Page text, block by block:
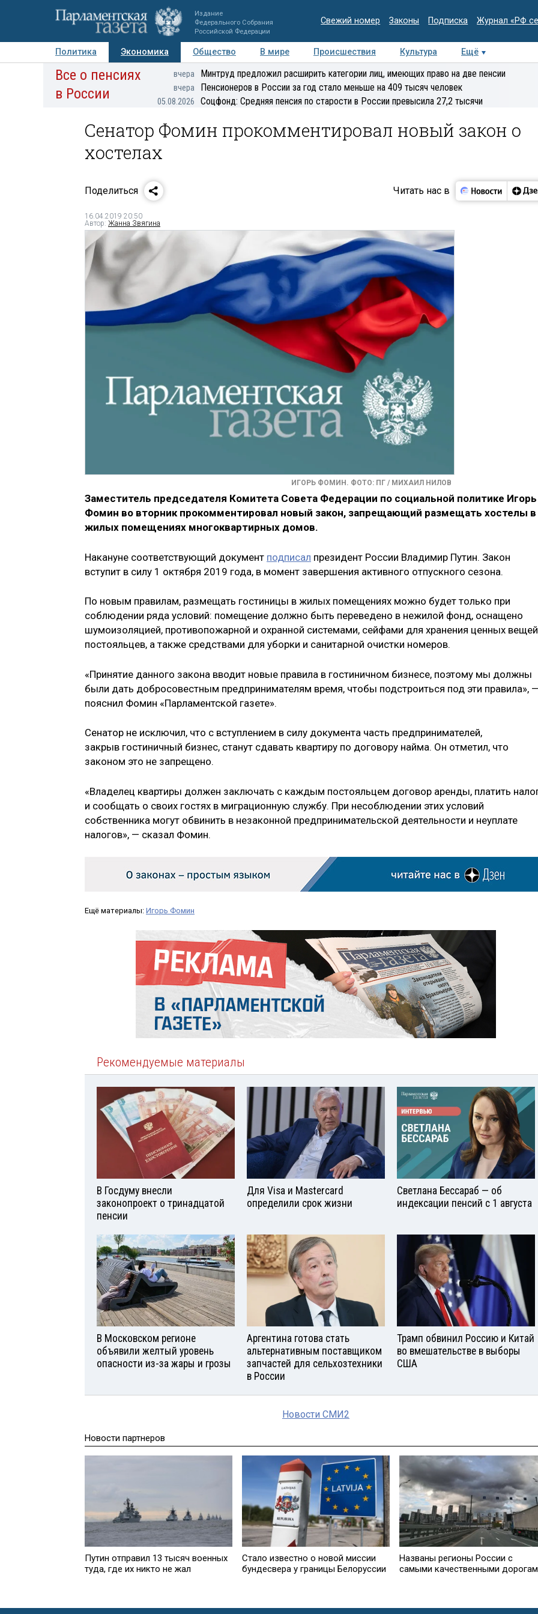
Издание
Федерального Собрания
Российской Федерации
Свежий номер Законы Подписка Журнал «РФ
Политика Экономика Общество В мире Происшествия Культура
Ещё
Авторы Персоны Мнения Регионы Медиацентр Интервью Колумнисты
Все о пенсиях
в России
вчера Минтруд предложил расширить категории лиц, имеющих право на две пенсии
вчера Пенсионеров в России за год стало меньше на 409 тысяч человек
05.08.2026 Соцфонд: Средняя пенсия по старости в России превысила 27,2 тысячи
Сенатор Фомин прокомментировал новый закон о
хостелах
Поделиться Читать нас в
16.04.2019 20:50
Автор: Жанна Звягина
ИГОРЬ ФОМИН. ФОТО: ПГ / МИХАИЛ НИЛОВ
Заместитель председателя Комитета Совета Федерации по социальной политике Игорь
Фомин во вторник прокомментировал новый закон, запрещающий размещать хостелы в
жилых помещениях многоквартирных домов.
Накануне соответствующий документ подписал президент России Владимир Путин. Закон
вступит в силу 1 октября 2019 года, в момент завершения активного отпускного сезона.
По новым правилам, размещать гостиницы в жилых помещениях можно будет только при
соблюдении ряда условий: помещение должно быть переведено в нежилой фонд, оснащено
шумоизоляцией, противопожарной и охранной системами, сейфами для хранения ценных вещей
постояльцев, а также средствами для уборки и санитарной очистки номеров.
«Принятие данного закона вводит новые правила в гостиничном бизнесе, поэтому мы должны
были дать добросовестным предпринимателям время, чтобы подстроиться под эти правила»,
пояснил Фомин «Парламентской газете».
Сенатор не исключил, что с вступлением в силу документа часть предпринимателей,
закрыв гостиничный бизнес, станут сдавать квартиру по договору найма. Он отметил, что
законом это не запрещено.
«Владелец квартиры должен заключать с каждым постояльцем договор аренды, платить
и сообщать о своих гостях в миграционную службу. При несоблюдении этих условий
собственника могут обвинить в незаконной предпринимательской деятельности и неуплате
налогов», — сказал Фомин.
Ещё материалы: Игорь Фомин
Рекомендуемые материалы
В Госдуму внесли
законопроект о тринадцатой
пенсии
Для Visа и Mastercard
определили срок жизни
Светлана Бессараб — об
индексации пенсий с 1 августа
В Московском регионе
объявили желтый уровень
опасности из-за жары и грозы
Аргентина готова стать
альтернативным поставщиком
запчастей для сельхозтехники
в России
Трамп обвинил Россию и Китай
во вмешательстве в выборы
США
Новости СМИ2
Новости партнеров
Путин отправил 13 тысяч военных
туда, где их никто не жал
Стало известно о новой миссии
бундесвера у границы Белоруссии
Названы регионы России с
самыми качественными